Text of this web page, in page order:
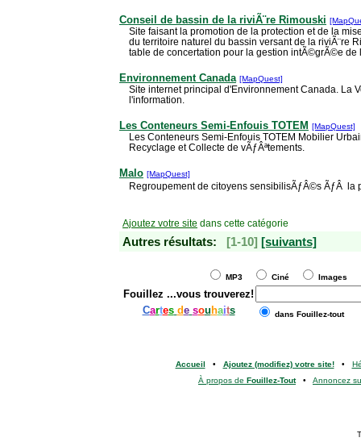
Conseil de bassin de la riviÃ¨re Rimouski
Site faisant la promotion de la protection et de la
du territoire naturel du bassin versant de la riviÃ¨re
table de concertation pour la gestion intÃ©grÃ©e de
Environnement Canada [MapQuest]
Site internet principal d'Environnement Canada. La
l'information.
Les Conteneurs Semi-Enfouis TOTEM [MapQuest]
Les Conteneurs Semi-Enfouis TOTEM Mobilier
Recyclage et Collecte de vÃƒÂªtements.
Malo [MapQuest]
Regroupement de citoyens sensibilisÃƒÂ©s ÃƒÂ la
Ajoutez votre site dans cette catégorie
Autres résultats: [1-10] [suivants]
MP3 Ciné Images
Fouillez ...vous trouverez!
Cartes de sou haits dans Fouillez-tout
Accueil • Ajoutez (modifiez) votre site!•
À propos de Fouillez-Tout• Annoncez